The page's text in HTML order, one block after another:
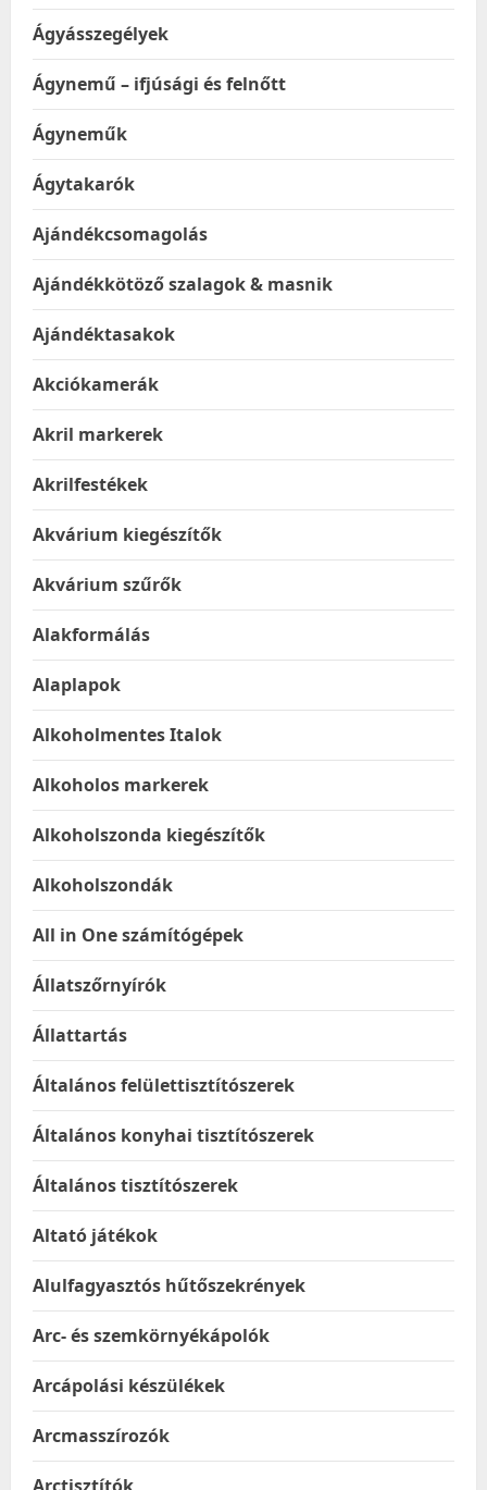
Ágyásszegélyek
Ágynemű – ifjúsági és felnőtt
Ágyneműk
Ágytakarók
Ajándékcsomagolás
Ajándékkötöző szalagok & masnik
Ajándéktasakok
Akciókamerák
Akril markerek
Akrilfestékek
Akvárium kiegészítők
Akvárium szűrők
Alakformálás
Alaplapok
Alkoholmentes Italok
Alkoholos markerek
Alkoholszonda kiegészítők
Alkoholszondák
All in One számítógépek
Állatszőrnyírók
Állattartás
Általános felülettisztítószerek
Általános konyhai tisztítószerek
Általános tisztítószerek
Altató játékok
Alulfagyasztós hűtőszekrények
Arc- és szemkörnyékápolók
Arcápolási készülékek
Arcmasszírozók
Arctisztítók